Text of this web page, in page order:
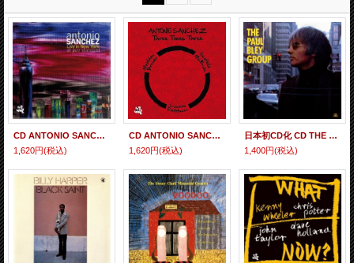
CD ANTONIO SANCHEZ アントニオ・サンチェス / LIVE IN NEW YORK AT JAZZ STANDARD ライヴ・イン・ニューヨーク・アット・ジャズ・スタンダード
1,620円(税込)
CD ANTONIO SANCHEZ アントニオ・サンチェス / THREE TIMES THREE スリー・タイムス・スリー
1,620円(税込)
日本初CD化 CD THE PAUL BLEY GROUP ザ・ポール・ブレイ・グループ / HOT ホット
1,400円(税込)